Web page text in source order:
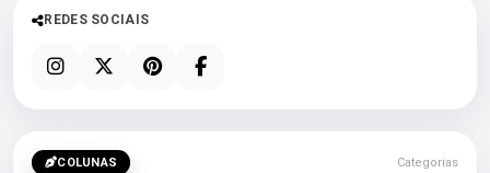
REDES SOCIAIS
COLUNAS Categorias